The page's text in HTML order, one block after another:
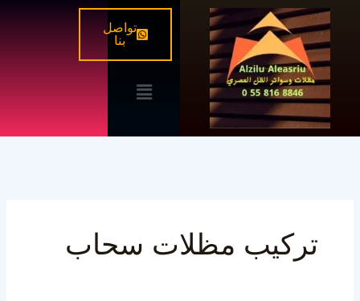
تخطي
المحتوى
تواصل
بنا
القائمة
تركيب مظلات سحاب